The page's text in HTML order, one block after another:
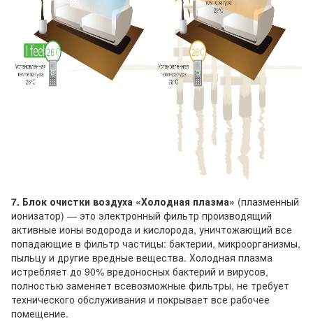
7. Блок очистки воздуха «Холодная плазма» (плазменный
ионизатор) — это электронный фильтр производящий
активные ионы водорода и кислорода, уничтожающий все
попадающие в фильтр частицы: бактерии, микроорганизмы,
пыльцу и другие вредные вещества. Холодная плазма
истребляет до 90% вредоносных бактерий и вирусов,
полностью заменяет всевозможные фильтры, не требует
технического обслуживания и покрывает все рабочее
помещение.